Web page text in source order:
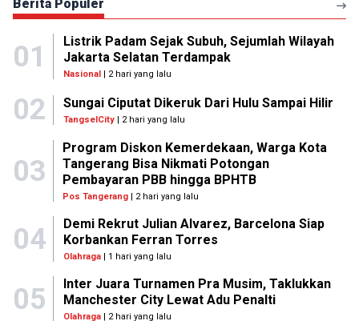
Berita Populer
01
Listrik Padam Sejak Subuh, Sejumlah Wilayah
Jakarta Selatan Terdampak
Nasional| 2 hari yang lalu
02 Sungai Ciputat Dikeruk Dari Hulu Sampai Hilir
TangselCity | 2 hari yang lalu
03
Program Diskon Kemerdekaan, Warga Kota
Tangerang Bisa Nikmati Potongan
Pembayaran PBB hingga BPHTB
Pos Tangerang | 2 hari yang lalu
04
Demi Rekrut Julian Alvarez, Barcelona Siap
Korbankan Ferran Torres
Olahraga| 1 hari yang lalu
05
Inter Juara Turnamen Pra Musim, Taklukkan
Manchester City Lewat Adu Penalti
Olahraga| 2 hari yang lalu